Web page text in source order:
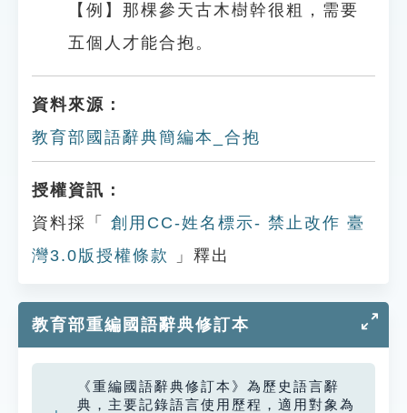
【例】那棵參天古木樹幹很粗，需要
五個人才能合抱。
資料來源：
教育部國語辭典簡編本_合抱
授權資訊：
資料採「
創用CC-姓名標示- 禁止改作 臺
灣3.0版授權條款
」釋出
教育部重編國語辭典修訂本
《重編國語辭典修訂本》為歷史語言辭
典，主要記錄語言使用歷程，適用對象為